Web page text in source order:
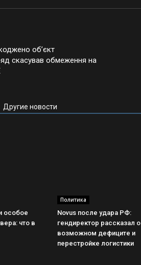
об’єкт
скасував обмеження на
Другие новости
особое
что в
Политика
Novus после удара РФ:
гендиректор рассказал о
возможном дефиците и
перестройке логистики